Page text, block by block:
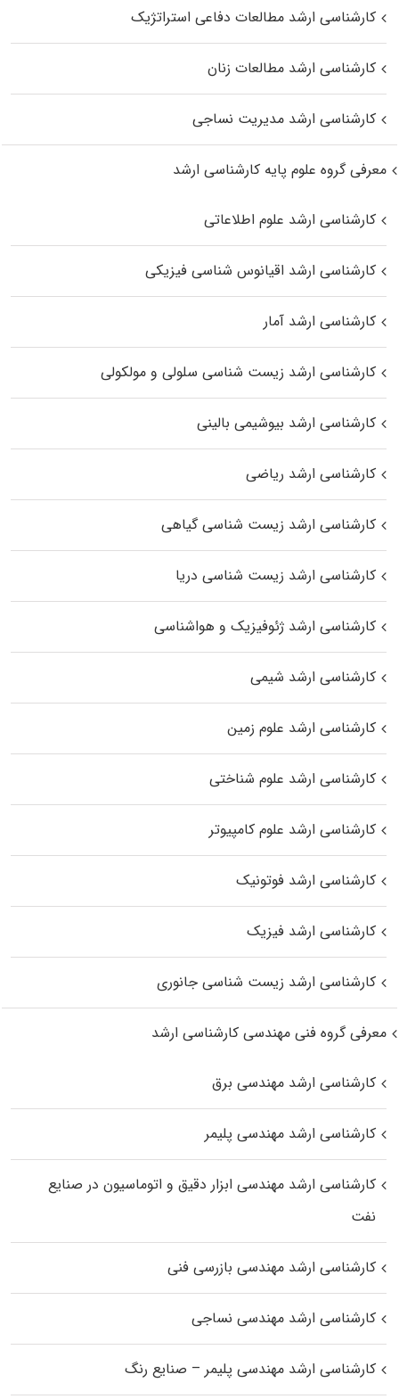
کارشناسی ارشد مطالعات دفاعی استراتژیک
کارشناسی ارشد مطالعات زنان
کارشناسی ارشد مدیریت نساجی
معرفی گروه علوم پایه کارشناسی ارشد
کارشناسی ارشد علوم اطلاعاتی
کارشناسی ارشد اقیانوس‌ شناسی فیزیکی
کارشناسی ارشد آمار
کارشناسی ارشد زیست شناسی سلولی و مولکولی
کارشناسی ارشد بیوشیمی بالینی
کارشناسی ارشد ریاضی
کارشناسی ارشد زیست‌ شناسی گیاهی
کارشناسی ارشد زیست‌ شناسی دریا
کارشناسی ارشد ژئوفیزیک و هواشناسی
کارشناسی ارشد شیمی
کارشناسی ارشد علوم زمین
کارشناسی ارشد علوم شناختی
کارشناسی ارشد علوم کامپیوتر
کارشناسی ارشد فوتونیک
کارشناسی ارشد فیزیک
کارشناسی ارشد زیست‌ شناسی جانوری
معرفی گروه فنی مهندسی کارشناسی ارشد
کارشناسی ارشد مهندسی برق
کارشناسی ارشد مهندسی پلیمر
کارشناسی ارشد مهندسی ابزار دقیق و اتوماسیون در صنایع
نفت
کارشناسی ارشد مهندسی بازرسی فنی
کارشناسی ارشد مهندسی نساجی
کارشناسی ارشد مهندسی پلیمر – صنایع رنگ